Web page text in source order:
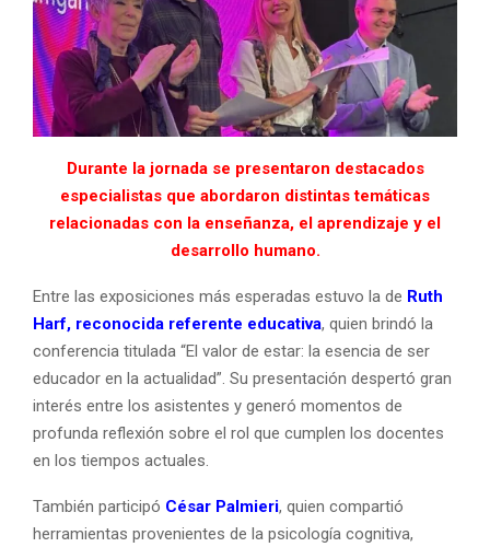
Durante la jornada se presentaron destacados
especialistas que abordaron distintas temáticas
relacionadas con la enseñanza, el aprendizaje y el
desarrollo humano.
Entre las exposiciones más esperadas estuvo la de Ruth
Harf, reconocida referente educativa, quien brindó la
conferencia titulada “El valor de estar: la esencia de ser
educador en la actualidad”. Su presentación despertó gran
interés entre los asistentes y generó momentos de
profunda reflexión sobre el rol que cumplen los docentes
en los tiempos actuales.
También participó César Palmieri, quien compartió
herramientas provenientes de la psicología cognitiva,